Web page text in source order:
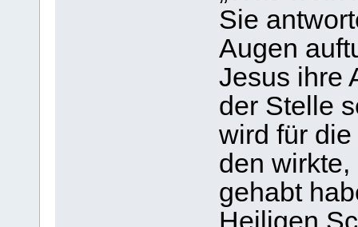
Sie
Augen
Jesus ihre
der Stelle
wird für
den
gehabt